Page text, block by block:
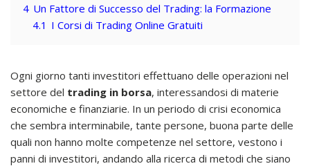
4 Un Fattore di Successo del Trading: la Formazione
4.1 I Corsi di Trading Online Gratuiti
Ogni giorno tanti investitori effettuano delle operazioni nel
settore del trading in borsa, interessandosi di materie
economiche e finanziarie. In un periodo di crisi economica
che sembra interminabile, tante persone, buona parte delle
quali non hanno molte competenze nel settore, vestono i
panni di investitori, andando alla ricerca di metodi che siano